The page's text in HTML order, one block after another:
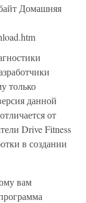
Домашняя
только
данной
от
Drive Fitness
в создании
вам